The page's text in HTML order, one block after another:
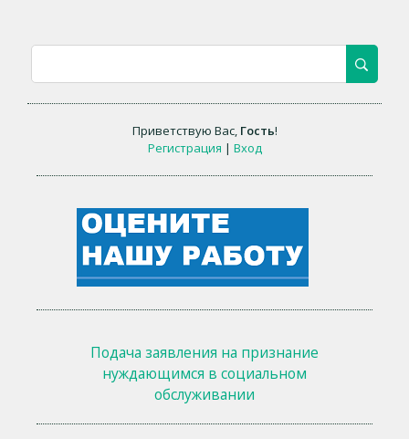
Приветствую Вас, Гость!
Регистрация | Вход
Подача заявления на признание
нуждающимся в социальном
обслуживании